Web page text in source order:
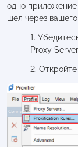
одно
шел через
1.
Proxy
2.